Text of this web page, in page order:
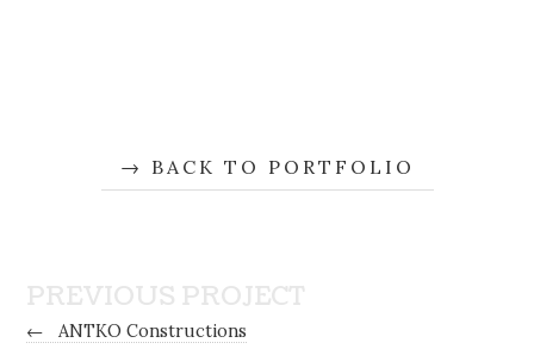
BACK TO PORTFOLIO
PREVIOUS PROJECT
← ANTKO Constructions